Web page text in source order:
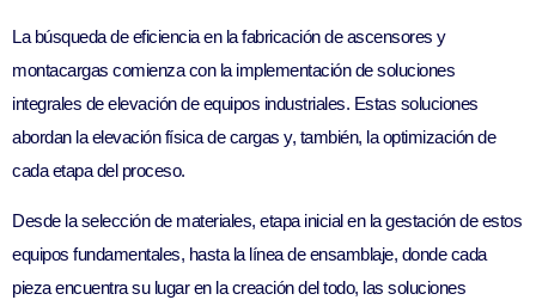
La búsqueda de eficiencia en la fabricación de ascensores y
montacargas comienza con la implementación de soluciones
integrales de elevación de equipos industriales. Estas soluciones
abordan la elevación física de cargas y, también, la optimización de
cada etapa del proceso.
Desde la selección de materiales, etapa inicial en la gestación de estos
equipos fundamentales, hasta la línea de ensamblaje, donde cada
pieza encuentra su lugar en la creación del todo, las soluciones